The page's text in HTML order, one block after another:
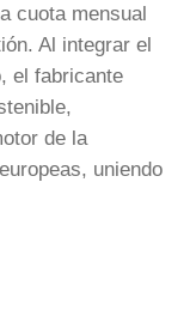
cuota mensual
Al integrar el
el fabricante
de la
uniendo